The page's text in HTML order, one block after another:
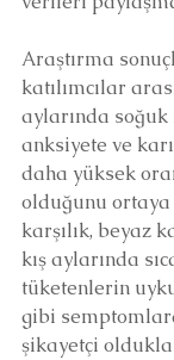
Araştırma
katılımcılar
aylarında
anksiyete ve
daha yüksek
olduğunu ortaya
karşılık, beyaz
kış aylarında
tüketenlerin
gibi
şikayetçi